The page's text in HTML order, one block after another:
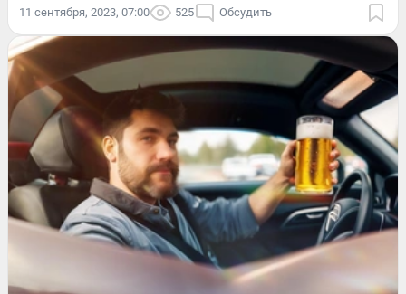
11 сентября, 2023, 07:00 525 Обсудить